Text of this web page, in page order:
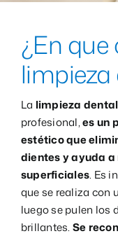
¿En
La limpieza
profesional,es un
estético que
dientes y ayuda
superficiales. Es
que se realiza con
luego se pulen los
brillantes. Se